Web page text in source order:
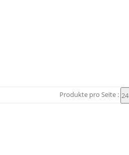
Produkte pro Seite : 24